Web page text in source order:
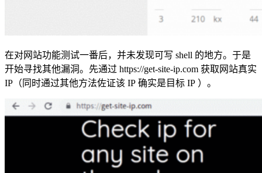
在对网站功能测试一番后，并未发现可写 shell 的地方。于是
开始寻找其他漏洞。先通过 https://get-site-ip.com 获取网站真实
IP（同时通过其他方法佐证该 IP 确实是目标 IP ）。